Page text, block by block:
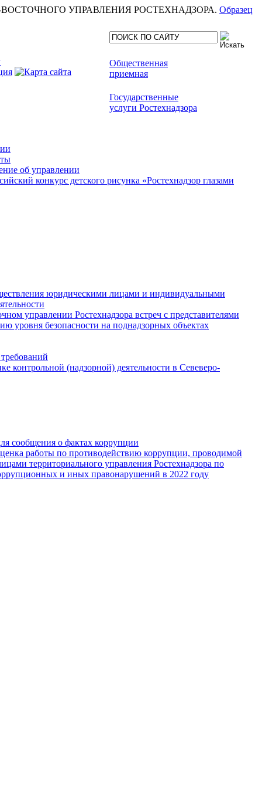
СЕВЕРО-ВОСТОЧНОГО УПРАВЛЕНИЯ РОСТЕХНАДЗОРА. Образец
Общественная
приемная
Государственные
услуги Ростехнадзора
об управлении
конкурс детского рисунка «Ростехнадзор глазами
юридическими лицами и индивидуальными
управлении Ростехнадзора встреч с представителями
уровня безопасности на поднадзорных объектах
контрольной (надзорной) деятельности в Севеверо-
сообщения о фактах коррупции
работы по противодействию коррупции, проводимой
территориального управления Ростехнадзора по
и иных правонарушений в 2022 году